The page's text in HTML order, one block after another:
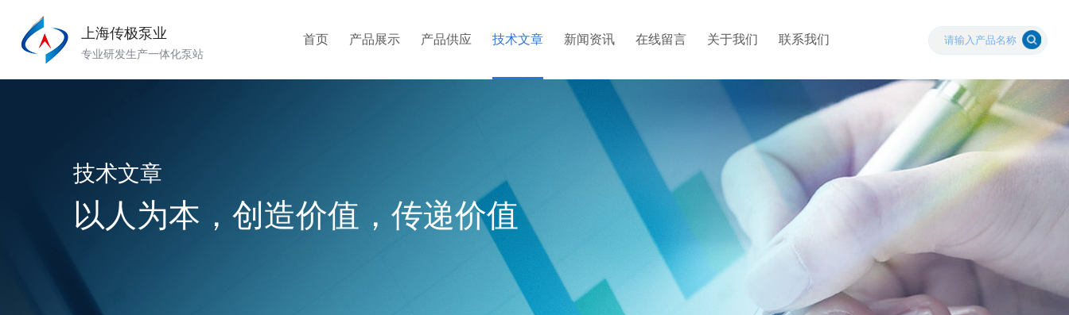
上海传极泵业
专业研发生产一体化泵站
首页 产品展示 产品供应 技术文章 新闻资讯 在线留言 关于我们 联系我们
技术文章
以人为本，创造价值，传递价值